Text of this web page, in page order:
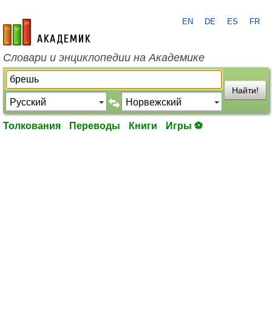
academic.ru
EN DE ES FR
Словари и энциклопедии на Академике
Найти!
Толкования Переводы Книги Игры ⚽